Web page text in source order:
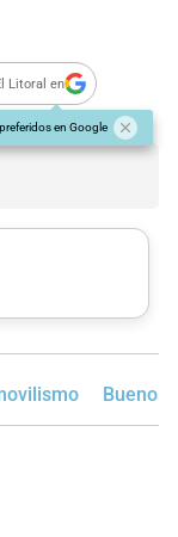
Litoral en
en Google
Buenos